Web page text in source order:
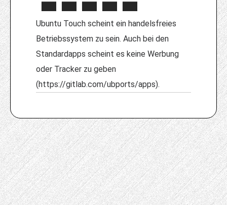
Ubuntu Touch scheint ein handelsfreies
Betriebssystem zu sein. Auch bei den
Standardapps scheint es keine Werbung
oder Tracker zu geben
(https://gitlab.com/ubports/apps).